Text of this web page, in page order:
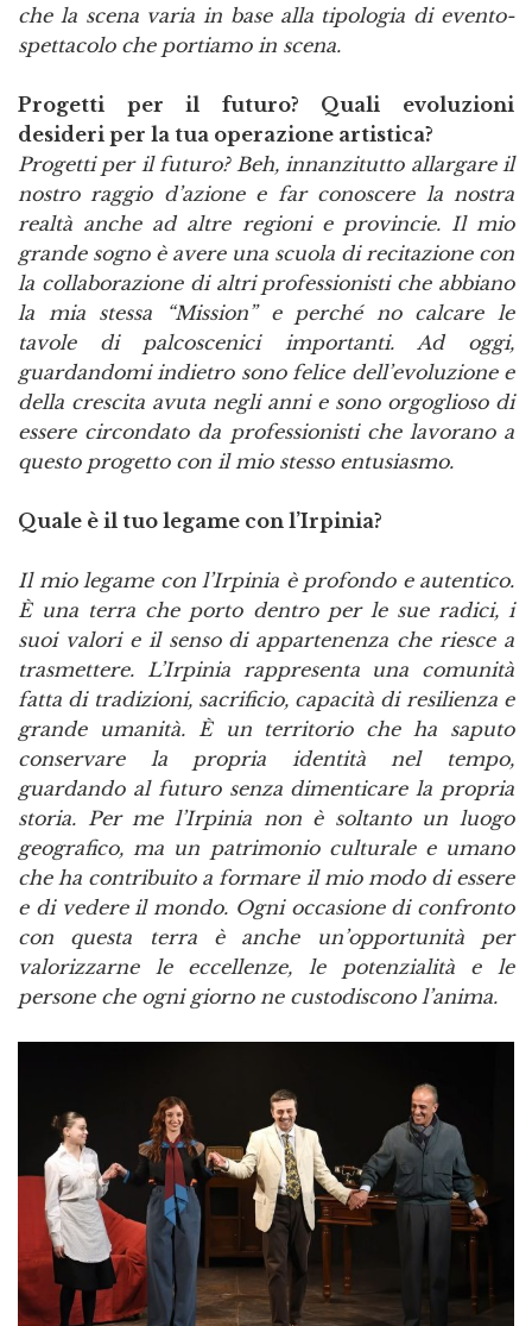
che la scena varia in base alla tipologia di evento-
spettacolo che portiamo in scena.
Progetti per il futuro? Quali evoluzioni
desideri per la tua operazione artistica?
Progetti per il futuro? Beh, innanzitutto allargare il
nostro raggio d’azione e far conoscere la nostra
realtà anche ad altre regioni e provincie. Il mio
grande sogno è avere una scuola di recitazione con
la collaborazione di altri professionisti che abbiano
la mia stessa “Mission” e perché no calcare le
tavole di palcoscenici importanti. Ad oggi,
guardandomi indietro sono felice dell’evoluzione e
della crescita avuta negli anni e sono orgoglioso di
essere circondato da professionisti che lavorano a
questo progetto con il mio stesso entusiasmo.
Quale è il tuo legame con l’Irpinia?
Il mio legame con l’Irpinia è profondo e autentico.
È una terra che porto dentro per le sue radici, i
suoi valori e il senso di appartenenza che riesce a
trasmettere. L’Irpinia rappresenta una comunità
fatta di tradizioni, sacrificio, capacità di resilienza e
grande umanità. È un territorio che ha saputo
conservare la propria identità nel tempo,
guardando al futuro senza dimenticare la propria
storia. Per me l’Irpinia non è soltanto un luogo
geografico, ma un patrimonio culturale e umano
che ha contribuito a formare il mio modo di essere
e di vedere il mondo. Ogni occasione di confronto
con questa terra è anche un’opportunità per
valorizzarne le eccellenze, le potenzialità e le
persone che ogni giorno ne custodiscono l’anima.